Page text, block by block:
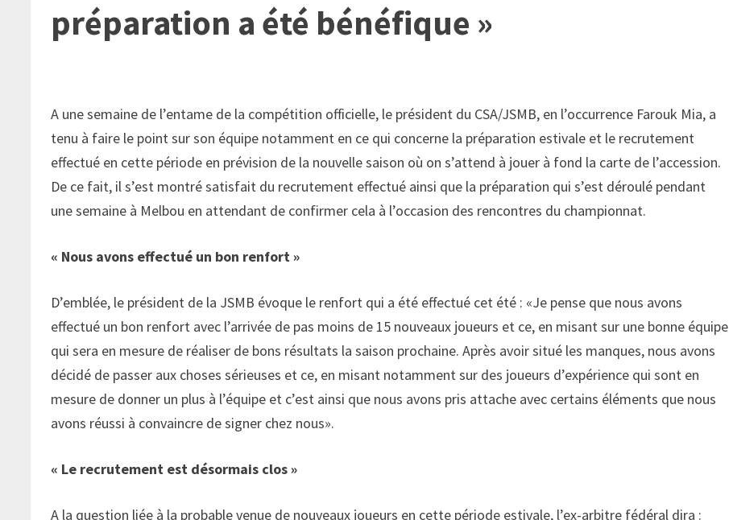
préparation a été bénéfique »
A une semaine de l’entame de la compétition officielle, le président du CSA/JSMB, en l’occurrence Farouk Mia, a
tenu à faire le point sur son équipe notamment en ce qui concerne la préparation estivale et le recrutement
effectué en cette période en prévision de la nouvelle saison où on s’attend à jouer à fond la carte de l’accession.
De ce fait, il s’est montré satisfait du recrutement effectué ainsi que la préparation qui s’est déroulé pendant
une semaine à Melbou en attendant de confirmer cela à l’occasion des rencontres du championnat.
« Nous avons effectué un bon renfort »
D’emblée, le président de la JSMB évoque le renfort qui a été effectué cet été : «Je pense que nous avons
effectué un bon renfort avec l’arrivée de pas moins de 15 nouveaux joueurs et ce, en misant sur une bonne équipe
qui sera en mesure de réaliser de bons résultats la saison prochaine. Après avoir situé les manques, nous avons
décidé de passer aux choses sérieuses et ce, en misant notamment sur des joueurs d’expérience qui sont en
mesure de donner un plus à l’équipe et c’est ainsi que nous avons pris attache avec certains éléments que nous
avons réussi à convaincre de signer chez nous».
« Le recrutement est désormais clos »
A la question liée à la probable venue de nouveaux joueurs en cette période estivale, l’ex-arbitre fédéral dira :